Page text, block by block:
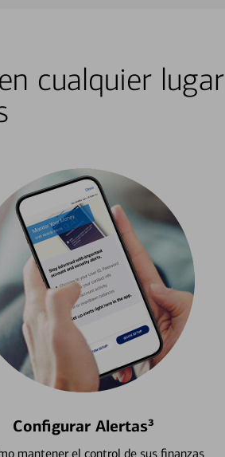
cualquier
Configurar Alertas³
mantener el control de sus finanzas